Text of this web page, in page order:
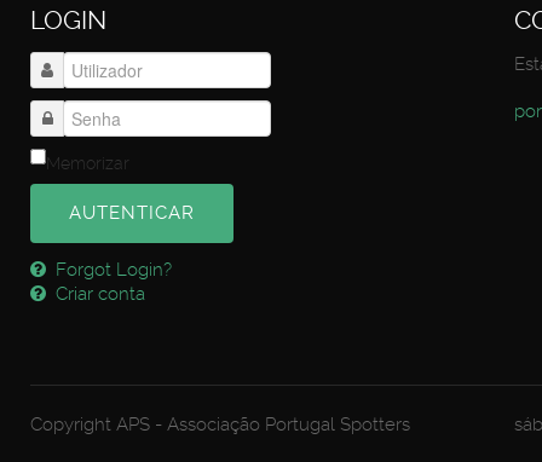
LOGIN
Memorizar
AUTENTICAR
Forgot Login?
Criar conta
Copyright APS - Associação Portugal Spotters